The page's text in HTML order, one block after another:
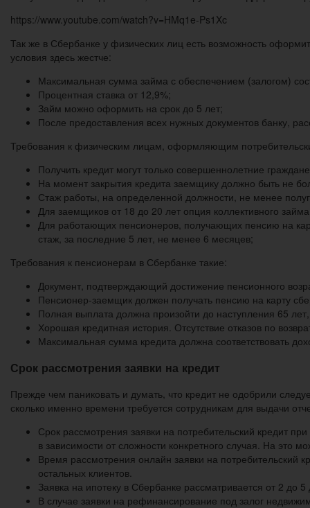
https://www.youtube.com/watch?v=HMq1e-Ps1Xc
Так же в Сбербанке у физических лиц есть возможность
условия здесь жестче:
Максимальная сумма займа с обеспечением (залогом)
Процентная ставка от 12,9%;
Займ можно оформить на срок до 5 лет;
После предоставления всех нужных документов банку,
Требования к физическим лицам, оформляющим
Получить кредит могут только совершеннолетние
На момент закрытия кредита заемщику должно быть не
Стаж работы, на определенной должности, не менее
Для заемщиков от 18 до 20 лет опция коллективного
Для работающих пенсионеров, получающих пенсию на
стаж, за последние 5 лет, не менее 6 месяцев;
Требования к пенсионерам в Сбербанке такие:
Документ, подтверждающий достижение пенсионного
Пенсионер-заемщик должен получать пенсию на карту
Полная выплата должна произойти до наступления 65
Хорошая кредитная история. Отсутствие отказов по
Максимальная сумма кредита должна соответствовать
Срок рассмотрения заявки на кредит
Прежде чем паниковать и думать, что кредит не одобрили
сколько именно времени требуется сотрудникам для выдачи
Срок рассмотрения заявки на потребительский кредит
в зависимости от сложности конкретного случая. На это
Время рассмотрения онлайн заявки на потребительский
остальных клиентов.
Заявка на ипотеку в Сбербанке рассматривается от 2 до
В случае заявки на рефинансирование под залог